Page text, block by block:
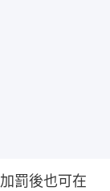
罰後也可在